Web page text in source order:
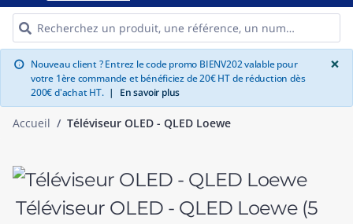
info Nouveau client ? Entrez le code promo BIENV202 valable pour
votre 1ère commande et bénéficiez de 20€ HT de réduction dès
200€ d'achat HT. | En savoir plus
×
Accueil Téléviseur OLED - QLED Loewe
Téléviseur OLED - QLED Loewe (5